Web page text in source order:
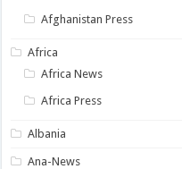
Afghanistan Press
Africa
Africa News
Africa Press
Albania
Ana-News